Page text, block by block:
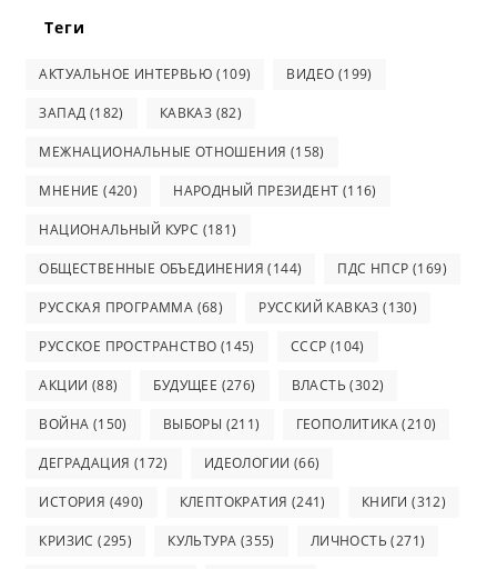
Теги
АКТУАЛЬНОЕ ИНТЕРВЬЮ (109) ВИДЕО (199)
ЗАПАД (182) КАВКАЗ (82)
МЕЖНАЦИОНАЛЬНЫЕ ОТНОШЕНИЯ (158)
МНЕНИЕ (420) НАРОДНЫЙ ПРЕЗИДЕНТ (116)
НАЦИОНАЛЬНЫЙ КУРС (181)
ОБЩЕСТВЕННЫЕ ОБЪЕДИНЕНИЯ (144) ПДС НПСР (169)
РУССКАЯ ПРОГРАММА (68) РУССКИЙ КАВКАЗ (130)
РУССКОЕ ПРОСТРАНСТВО (145) СССР (104)
АКЦИИ (88) БУДУЩЕЕ (276) ВЛАСТЬ (302)
ВОЙНА (150) ВЫБОРЫ (211) ГЕОПОЛИТИКА(210)
ДЕГРАДАЦИЯ (172) ИДЕОЛОГИИ (66)
ИСТОРИЯ (490) КЛЕПТОКРАТИЯ (241) КНИГИ (312)
КРИЗИС (295) КУЛЬТУРА (355) ЛИЧНОСТЬ (271)